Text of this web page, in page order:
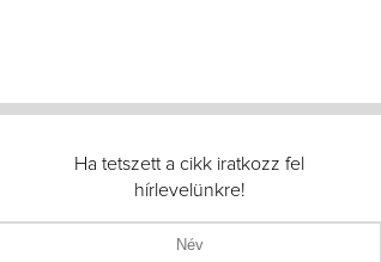
Ha tetszett a cikk iratkozz fel
hírlevelünkre!